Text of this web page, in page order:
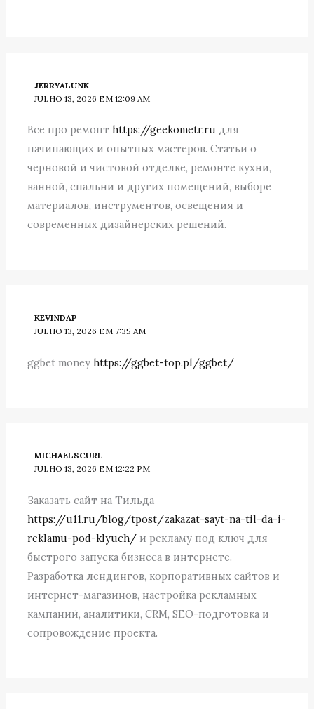
JERRYALUNK
JULHO 13, 2026 EM 12:09 AM
Все про ремонтhttps://geekometr.ru для
начинающих и опытных мастеров. Статьи о
черновой и чистовой отделке, ремонте кухни,
ванной, спальни и других помещений, выборе
материалов, инструментов, освещения и
современных дизайнерских решений.
KEVINDAP
JULHO 13, 2026 EM 7:35 AM
ggbet moneyhttps://ggbet-top.pl/ggbet/
MICHAELSCURL
JULHO 13, 2026 EM 12:22 PM
Заказать сайт на Тильда
https://u11.ru/blog/tpost/zakazat-sayt-na-til-da-i-
reklamu-pod-klyuch/ и рекламу под ключ для
быстрого запуска бизнеса в интернете.
Разработка лендингов, корпоративных сайтов и
интернет-магазинов, настройка рекламных
кампаний, аналитики, CRM, SEO-подготовка и
сопровождение проекта.